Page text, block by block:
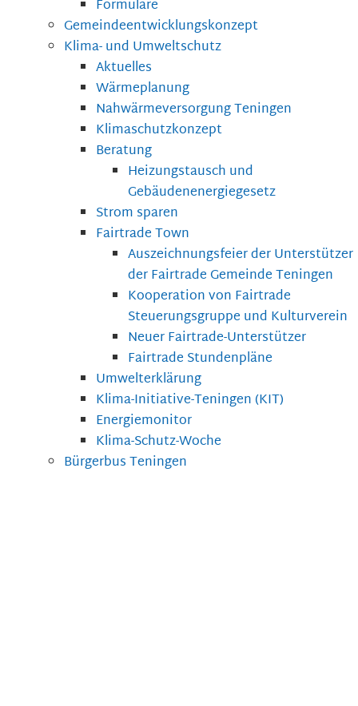
Formulare
Gemeindeentwicklungskonzept
Klima- und Umweltschutz
Aktuelles
Wärmeplanung
Nahwärmeversorgung Teningen
Klimaschutzkonzept
Beratung
Heizungstausch und
Gebäudenenergiegesetz
Strom sparen
Fairtrade Town
Auszeichnungsfeier der Unterstützer
der Fairtrade Gemeinde Teningen
Kooperation von Fairtrade
Steuerungsgruppe und Kulturverein
Neuer Fairtrade-Unterstützer
Fairtrade Stundenpläne
Umwelterklärung
Klima-Initiative-Teningen (KIT)
Energiemonitor
Klima-Schutz-Woche
Bürgerbus Teningen